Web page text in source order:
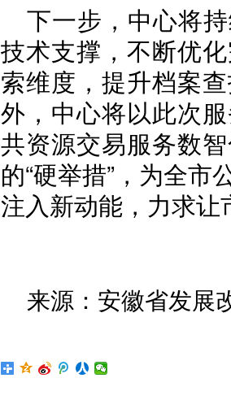
下一步，中心将
技术支撑，不断优
索维度，提升档案
外，中心将以此次
共资源交易服务数
的“硬举措”，为全
注入新动能，力求
来源：安徽省发展